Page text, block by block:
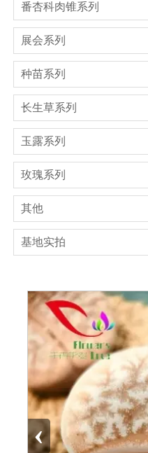
番杏科肉锥系列
展会系列
种苗系列
长生草系列
玉露系列
玫瑰系列
其他
基地实拍
‹